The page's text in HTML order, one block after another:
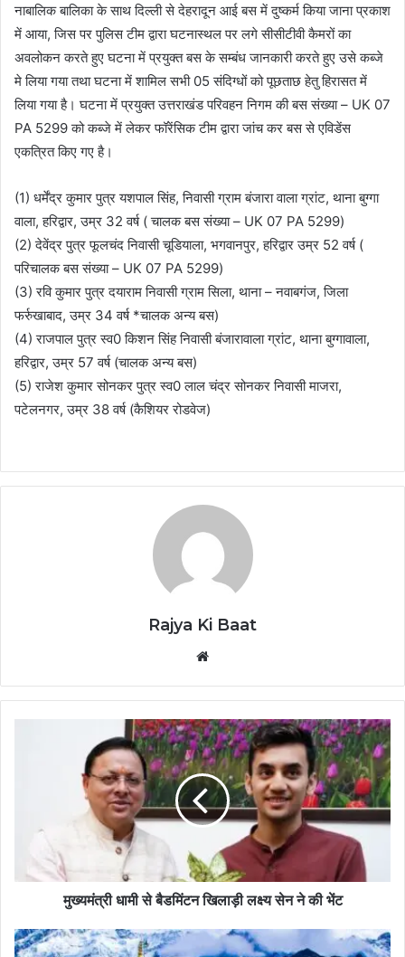
नाबालिक बालिका के साथ दिल्ली से देहरादून आई बस में दुष्कर्म किया जाना प्रकाश
में आया, जिस पर पुलिस टीम द्वारा घटनास्थल पर लगे सीसीटीवी कैमरों का
अवलोकन करते हुए घटना में प्रयुक्त बस के सम्बंध जानकारी करते हुए उसे कब्जे
मे लिया गया तथा घटना में शामिल सभी 05 संदिग्धों को पूछताछ हेतु हिरासत में
लिया गया है। घटना में प्रयुक्त उत्तराखंड परिवहन निगम की बस संख्या – UK 07
PA 5299 को कब्जे में लेकर फॉरेंसिक टीम द्वारा जांच कर बस से एविडेंस
एकत्रित किए गए है।
(1) धर्मेंद्र कुमार पुत्र यशपाल सिंह, निवासी ग्राम बंजारा वाला ग्रांट, थाना बुग्गा
वाला, हरिद्वार, उम्र 32 वर्ष ( चालक बस संख्या – UK 07 PA 5299)
(2) देवेंद्र पुत्र फूलचंद निवासी चूडियाला, भगवानपुर, हरिद्वार उम्र 52 वर्ष (
परिचालक बस संख्या – UK 07 PA 5299)
(3) रवि कुमार पुत्र दयाराम निवासी ग्राम सिला, थाना – नवाबगंज, जिला
फर्रुखाबाद, उम्र 34 वर्ष *चालक अन्य बस)
(4) राजपाल पुत्र स्व0 किशन सिंह निवासी बंजारावाला ग्रांट, थाना बुग्गावाला,
हरिद्वार, उम्र 57 वर्ष (चालक अन्य बस)
(5) राजेश कुमार सोनकर पुत्र स्व0 लाल चंद्र सोनकर निवासी माजरा,
पटेलनगर, उम्र 38 वर्ष (कैशियर रोडवेज)
Rajya Ki Baat
मुख्यमंत्री धामी से बैडमिंटन खिलाड़ी लक्ष्य सेन ने की भेंट